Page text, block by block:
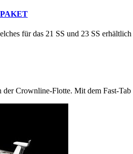
für das 21 SS und 23 SS
Crownline-Flotte. Mit dem Fast-